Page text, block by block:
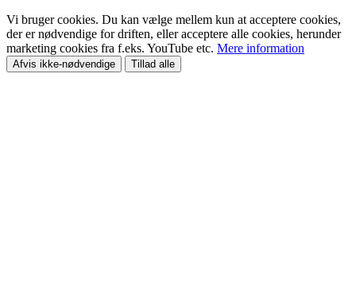
Vi bruger cookies. Du kan vælge mellem kun at acceptere cookies,
der er nødvendige for driften, eller acceptere alle cookies, herunder
marketing cookies fra f.eks. YouTube etc. Mere information
Afvis ikke-nødvendige Tillad alle